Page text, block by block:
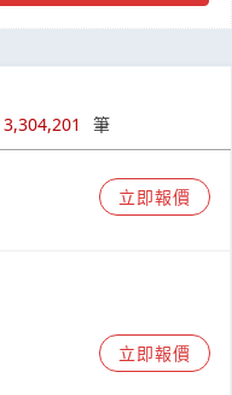
3,304,201 筆
立即報價
立即報價